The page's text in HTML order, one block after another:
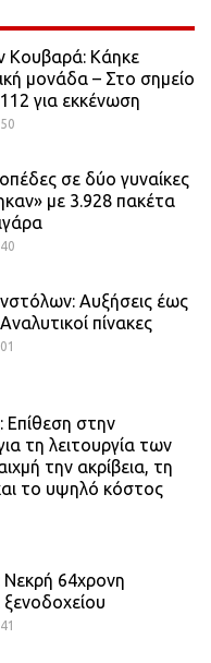
Κουβαρά: Κάηκε
μονάδα – Στο σημείο
για εκκένωση
σε δύο γυναίκες
με 3.928 πακέτα
Αυξήσεις έως
πίνακες
Επίθεση στην
τη λειτουργία των
την ακρίβεια, τη
το υψηλό κόστος
Νεκρή 64χρονη
ξενοδοχείου